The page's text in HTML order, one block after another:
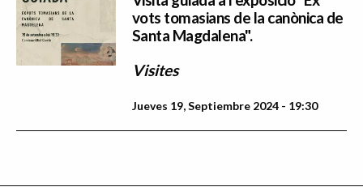
vots tomasians de la canònica de
Santa Magdalena".
Visites
Jueves 19, Septiembre 2024 - 19:30